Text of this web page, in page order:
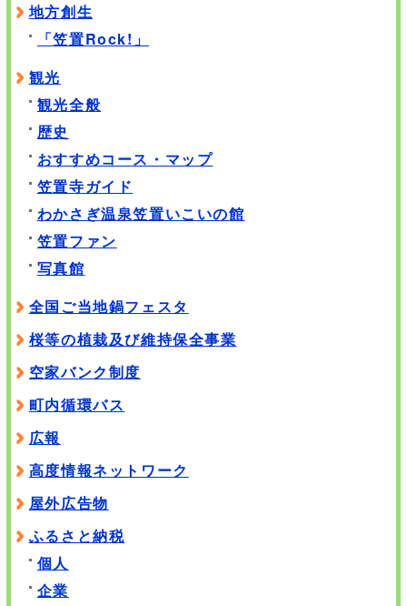
地方創生
「笠置Rock!」
観光
観光全般
歴史
おすすめコース・マップ
笠置寺ガイド
わかさぎ温泉笠置いこいの館
笠置ファン
写真館
全国ご当地鍋フェスタ
桜等の植栽及び維持保全事業
空家バンク制度
町内循環バス
広報
高度情報ネットワーク
屋外広告物
ふるさと納税
個人
企業